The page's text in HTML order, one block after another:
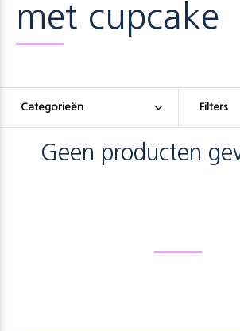
met cupcake
Categorieën Filters
Geen producten